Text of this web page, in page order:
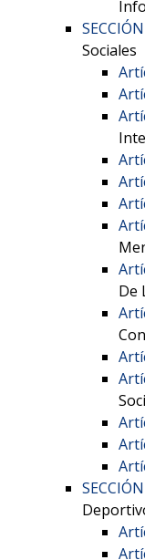
Sociales
De